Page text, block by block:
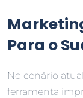
Para o
No cenário
ferramenta